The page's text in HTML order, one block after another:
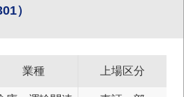
）
業種 上場区分